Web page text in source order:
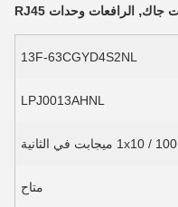
, الرافعات وحدات RJ45
13F-63CGYD4S2NL
LPJ0013AHNL
1x10 / 100 ميجابت في الثانية
متاح